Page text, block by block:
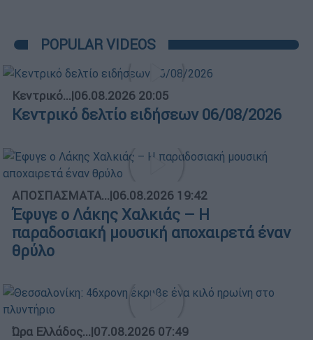
POPULAR VIDEOS
Κεντρικό...|06.08.2026 20:05
Κεντρικό δελτίο ειδήσεων 06/08/2026
ΑΠΟΣΠΑΣΜΑΤΑ...|06.08.2026 19:42
Έφυγε ο Λάκης Χαλκιάς – Η
παραδοσιακή μουσική αποχαιρετά έναν
θρύλο
Ώρα Ελλάδος...|07.08.2026 07:49